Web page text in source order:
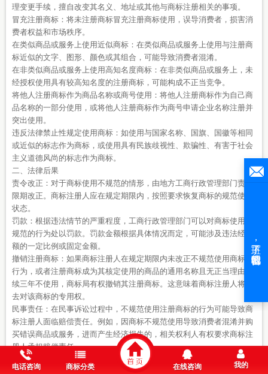
理变更手续，擅自改变其名义、地址或其他与商标注册相关的事项。
冒充注册商标：将未注册商标冒充注册商标使用，误导消费者，损害消
费者权益和市场秩序。
在类似商品或服务上使用近似商标：在类似商品或服务上使用与注册商
标近似的文字、图形、颜色或其组合，可能导致消费者混淆。
在非类似商品或服务上使用高知名度商标：在非类似商品或服务上，未
经授权使用具有较高知名度的注册商标，可能构成不正当竞争。
将他人注册商标作为商品名称或商号使用：将他人注册商标作为自己商
品名称的一部分使用，或将他人注册商标作为商号申请企业名称注册并
突出使用。
违反法律禁止性规定使用商标：如使用与国家名称、国旗、国徽等相同
或近似的标志作为商标，或使用具有民族歧视性、欺骗性、有害于社会
主义道德风尚的标志作为商标。
二、法律后果
责令改正：对于商标使用不规范的情形，由地方工商行政管理部门责令
限期改正。商标注册人应在规定期限内，按照要求恢复商标的规范使用
状态。
罚款：根据违法情节的严重程度，工商行政管理部门可以对商标使用不
规范的行为处以罚款。罚款金额根据具体情况而定，可能涉及违法经营
额的一定比例或固定金额。
撤销注册商标：如果商标注册人在规定期限内未改正不规范使用商标的
行为，或者注册商标成为其核定使用的商品的通用名称且无正当理由连
续三年不使用，商标局有权撤销其注册商标。这意味着商标注册人将失
去对该商标的专用权。
民事责任：在民事诉讼过程中，不规范使用注册商标的行为可能导致商
标注册人面临赔偿责任。例如，因商标不规范使用导致消费者混淆并购
买错误商品或服务，进而产生经济损失的，相关权利人有权要求商标注
册人承担赔偿责任。
刑事责任：对于严重违反商标法规定、构成犯罪的行为（如假冒注册商
标罪），商标注册人还可能面临刑事责任追究。
电话咨询 商标分类 在线咨询 我的